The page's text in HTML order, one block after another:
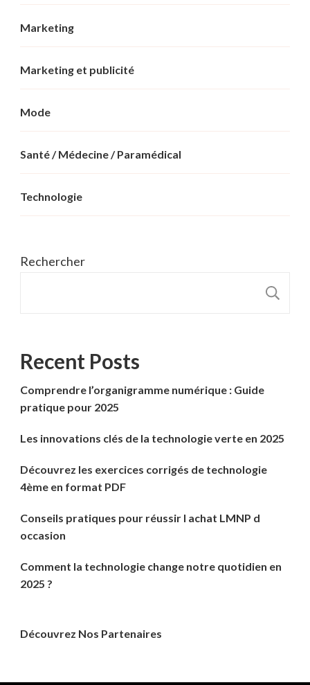
Marketing
Marketing et publicité
Mode
Santé / Médecine / Paramédical
Technologie
Rechercher
Recent Posts
Comprendre l’organigramme numérique : Guide
pratique pour 2025
Les innovations clés de la technologie verte en 2025
Découvrez les exercices corrigés de technologie
4ème en format PDF
Conseils pratiques pour réussir l achat LMNP d
occasion
Comment la technologie change notre quotidien en
2025 ?
Découvrez Nos Partenaires